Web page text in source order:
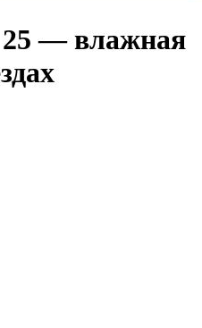
25 — влажная